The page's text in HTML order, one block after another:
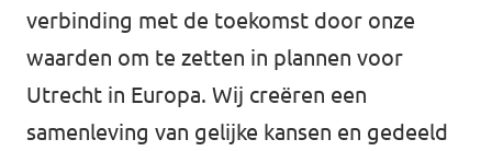
Regio's
Volt Houten
Volt Utrecht stad
verbinding met de toekomst door onze
waarden om te zetten in plannen voor
Utrecht in Europa. Wij creëren een
samenleving van gelijke kansen en gedeeld